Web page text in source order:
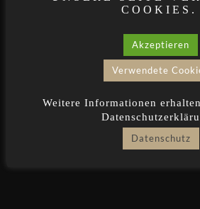
Pschorrgasse 6a · 82239 Alling
design@derstemmer.de
derstemmer.de
COOKIES.
Akzeptieren
Verwendete
Weitere Informationen
Datenschutz